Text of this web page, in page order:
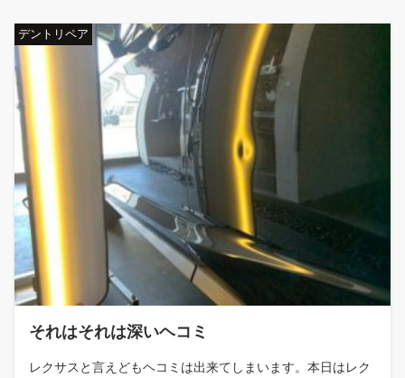
デントリペア
それはそれは深いヘコミ
レクサスと言えどもヘコミは出来てしまいます。本日はレク